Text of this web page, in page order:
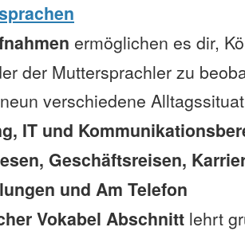
ermöglichen es dir,
der Muttersprachler zu
verschiedene
IT und
Geschäftsreisen,
und Am Telefon
Vokabel Abschnitt lehrt